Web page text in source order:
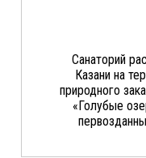
Санаторий
Казани на
природного
«Голубые